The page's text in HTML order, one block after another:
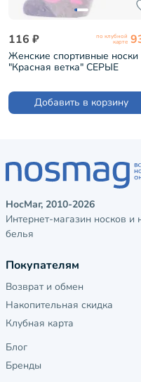
116 ₽ по клубной
карте
Женские спортивные носки
"Красная ветка" СЕРЫЕ
Добавить в корзину
НосМаг, 2010-2026
Интернет-магазин носков и
белья
Покупателям
Возврат и обмен
Накопительная скидка
Клубная карта
Блог
Бренды